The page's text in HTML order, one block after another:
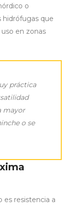
o
hidrófugas que
en zonas
práctica
mayor
o se
es resistencia a